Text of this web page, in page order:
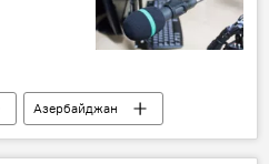
Азербайджан
Баку